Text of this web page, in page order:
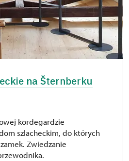
na Šternberku
kordegardzie
szlacheckim, do których
Zwiedzanie